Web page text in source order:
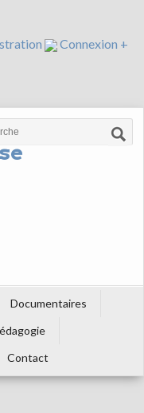
Connexion +
Documentaires
Contact